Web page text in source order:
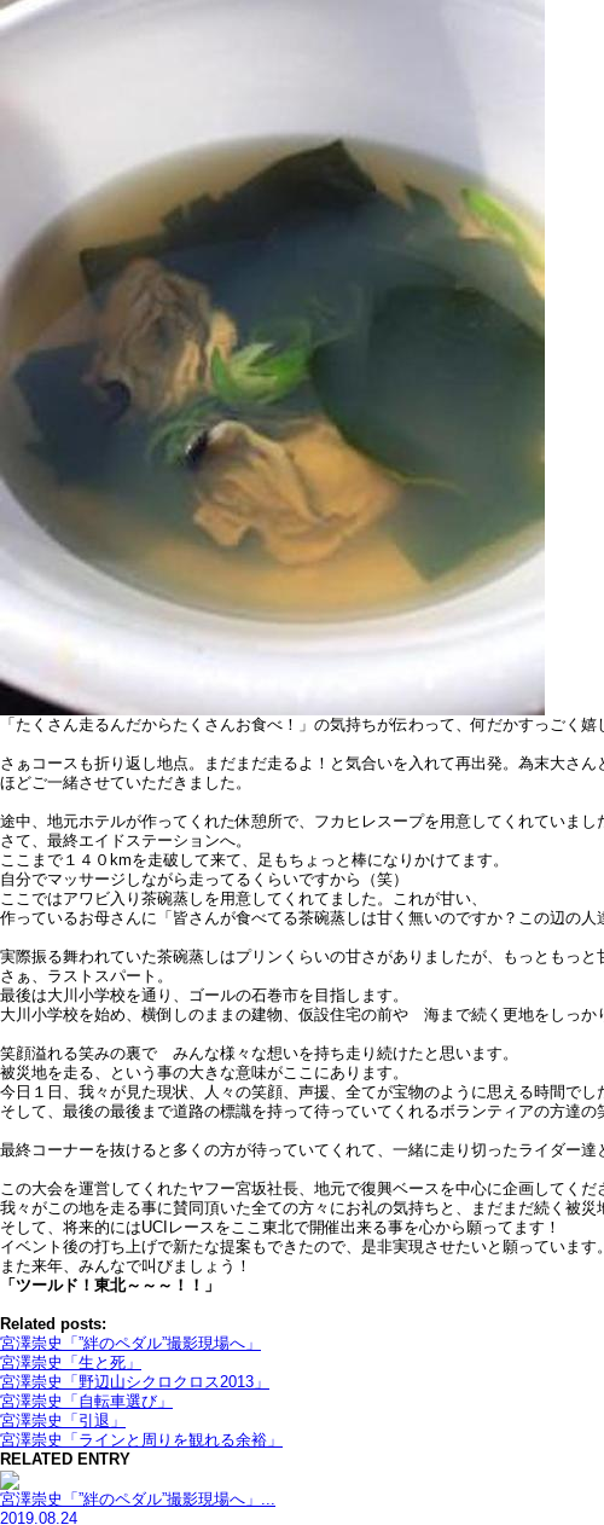
「たくさん走るんだからたくさんお食べ！」の気持ちが伝わって、何だかすっごく嬉
さぁコースも折り返し地点。まだまだ走るよ！と気合いを入れて再出発。為末大さ
ほどご一緒させていただきました。
途中、地元ホテルが作ってくれた休憩所で、フカヒレスープを用意してくれていま
さて、最終エイドステーションへ。
ここまで１４０kmを走破して来て、足もちょっと棒になりかけてます。
自分でマッサージしながら走ってるくらいですから（笑）
ここではアワビ入り茶碗蒸しを用意してくれてました。これが甘い、
作っているお母さんに「皆さんが食べてる茶碗蒸しは甘く無いのですか？この辺の人
実際振る舞われていた茶碗蒸しはプリンくらいの甘さがありましたが、もっともっ
さぁ、ラストスパート。
最後は大川小学校を通り、ゴールの石巻市を目指します。
大川小学校を始め、横倒しのままの建物、仮設住宅の前や 海まで続く更地をしっ
笑顔溢れる笑みの裏で みんな様々な想いを持ち走り続けたと思います。
被災地を走る、という事の大きな意味がここにあります。
今日１日、我々が見た現状、人々の笑顔、声援、全てが宝物のように思える時間でし
そして、最後の最後まで道路の標識を持って待っていてくれるボランティアの方達
最終コーナーを抜けると多くの方が待っていてくれて、一緒に走り切ったライダー達
この大会を運営してくれたヤフー宮坂社長、地元で復興ベースを中心に企画してく
我々がこの地を走る事に賛同頂いた全ての方々にお礼の気持ちと、まだまだ続く被
そして、将来的にはUCIレースをここ東北で開催出来る事を心から願ってます！
イベント後の打ち上げで新たな提案もできたので、是非実現させたいと願っています。
また来年、みんなで叫びましょう！
「ツールド！東北～～～！！」
Related posts:
宮澤崇史「”絆のペダル”撮影現場へ」
宮澤崇史「生と死」
宮澤崇史「野辺山シクロクロス2013」
宮澤崇史「自転車選び」
宮澤崇史「引退」
宮澤崇史「ラインと周りを観れる余裕」
RELATED ENTRY
宮澤崇史「”絆のペダル”撮影現場へ」...
2019.08.24